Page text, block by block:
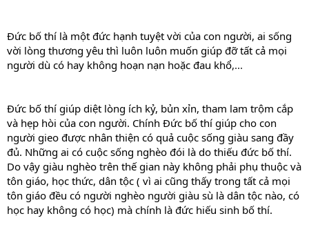
Đức bố thí là một đức hạnh tuyệt vời của con người, ai sống
vời lòng thương yêu thì luôn luôn muốn giúp đỡ tất cả mọi
người dù có hay không hoạn nạn hoặc đau khổ,...
Đức bố thí giúp diệt lòng ích kỷ, bủn xỉn, tham lam trộm cắp
và hẹp hòi của con người. Chính Đức bố thí giúp cho con
người gieo được nhân thiện có quả cuộc sống giàu sang đầy
đủ. Những ai có cuộc sống nghèo đói là do thiếu đức bố thí.
Do vậy giàu nghèo trên thế gian này không phải phụ thuộc và
tôn giáo, học thức, dân tộc ( vì ai cũng thấy trong tất cả mọi
tôn giáo đều có người nghèo người giàu sù là dân tộc nào, có
học hay không có học) mà chính là đức hiếu sinh bố thí.